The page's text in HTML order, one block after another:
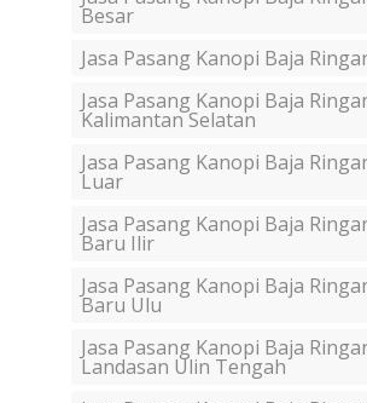
Besar
Jasa Pasang Kanopi Baja
Jasa Pasang Kanopi Baja
Kalimantan Selatan
Jasa Pasang Kanopi Baja
Luar
Jasa Pasang Kanopi Baja
Baru Ilir
Jasa Pasang Kanopi Baja
Baru Ulu
Jasa Pasang Kanopi Baja
Landasan Ulin Tengah